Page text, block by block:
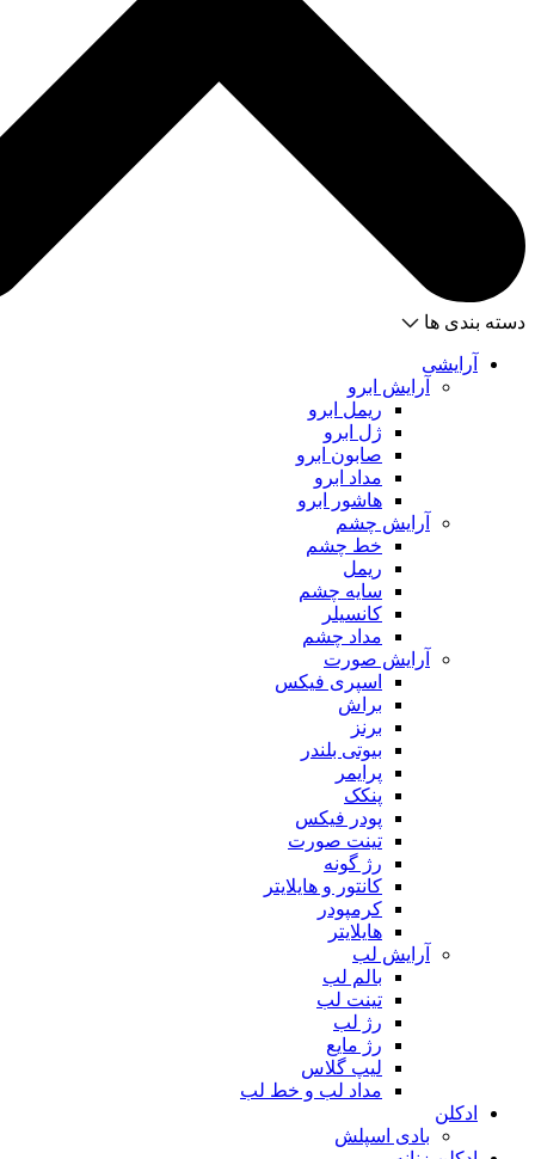
دسته بندی ها
آرایشی
آرایش ابرو
ریمل ابرو
ژل ابرو
صابون ابرو
مداد ابرو
هاشور ابرو
آرایش چشم
خط چشم
ریمل
سایه چشم
کانسیلر
مداد چشم
آرایش صورت
اسپری فیکس
براش
برنز
بیوتی بلندر
پرایمر
پنکک
پودر فیکس
تینت صورت
رژ گونه
کانتور و هایلایتر
کرمپودر
هایلایتر
آرایش لب
بالم لب
تینت لب
رژ لب
رژ مایع
لیپ گلاس
مداد لب و خط لب
ادکلن
بادی اسپلش